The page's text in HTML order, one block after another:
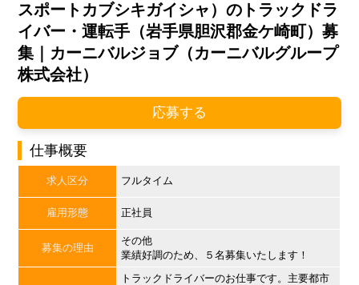
スポートカブシキガイシャ）のトラックドラ
イバー・運転手（岩手県胆沢郡金ケ崎町）募
集｜カーニバルジョブ（カーニバルグループ
株式会社）
応募する
仕事概要
求人区分 フルタイム
雇用形態 正社員
募集の理由
その他
業績好調のため、５名募集いたします！
トラックドライバーのお仕事です。主要都市